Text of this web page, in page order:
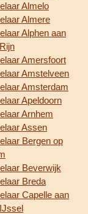
Almelo
Almere
Alphen aan
Amersfoort
Amstelveen
Amsterdam
Apeldoorn
Arnhem
Assen
Bergen op
Beverwijk
Breda
Capelle aan